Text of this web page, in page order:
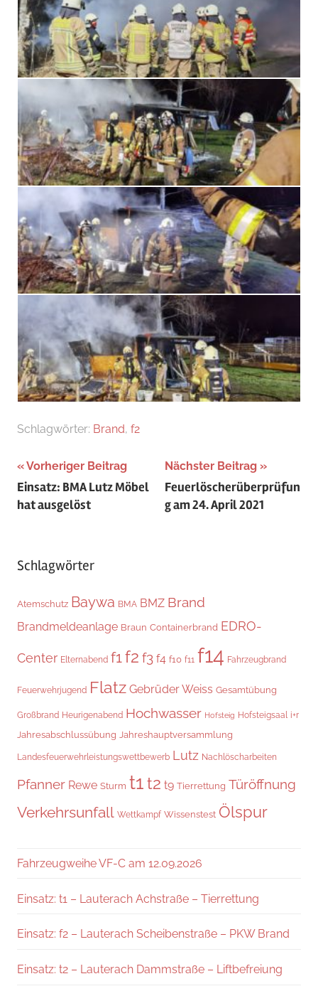
Schlagwörter: Brand, f2
Beitragsnavigation
Vorheriger Beitrag
Einsatz: BMA Lutz Möbel
hat ausgelöst
Nächster Beitrag
Feuerlöscherüberprüfun
g am 24. April 2021
Schlagwörter
Atemschutz Baywa BMA BMZ Brand
Brandmeldeanlage Braun Containerbrand EDRO-
Center Elternabend f1f2 f3 f4 f10 f11 f14 Fahrzeugbrand
Feuerwehrjugend Flatz Gebrüder Weiss Gesamtübung
Großbrand Heurigenabend Hochwasser Hofsteig Hofsteigsaal i+r
Jahresabschlussübung Jahreshauptversammlung
Landesfeuerwehrleistungswettbewerb Lutz Nachlöscharbeiten
Pfanner Rewe Sturm t1t2 t9 Tierrettung Türöffnung
Verkehrsunfall Wettkampf Wissenstest Ölspur
Fahrzeugweihe VF-C am 12.09.2026
Einsatz: t1 – Lauterach Achstraße – Tierrettung
Einsatz: f2 – Lauterach Scheibenstraße – PKW Brand
Einsatz: t2 – Lauterach Dammstraße – Liftbefreiung